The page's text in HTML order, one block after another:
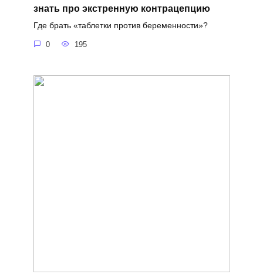
знать про экстренную контрацепцию
Где брать «таблетки против беременности»?
0 195